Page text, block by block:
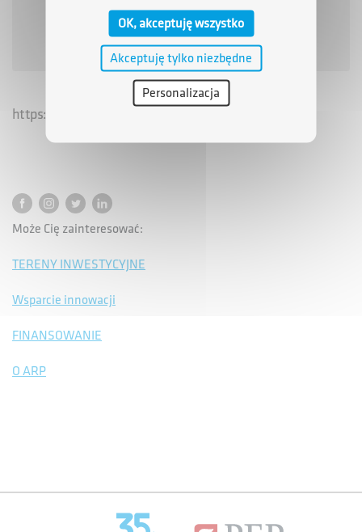
poinformowany w sposób wskazany w
ogłoszeniu.
https://arp.bip.gov.pl/
Może Cię zainteresować:
TERENY INWESTYCYJNE
Wsparcie innowacji
FINANSOWANIE
O ARP
OK, akceptuję wszystko
Akceptuję tylko niezbędne
Personalizacja